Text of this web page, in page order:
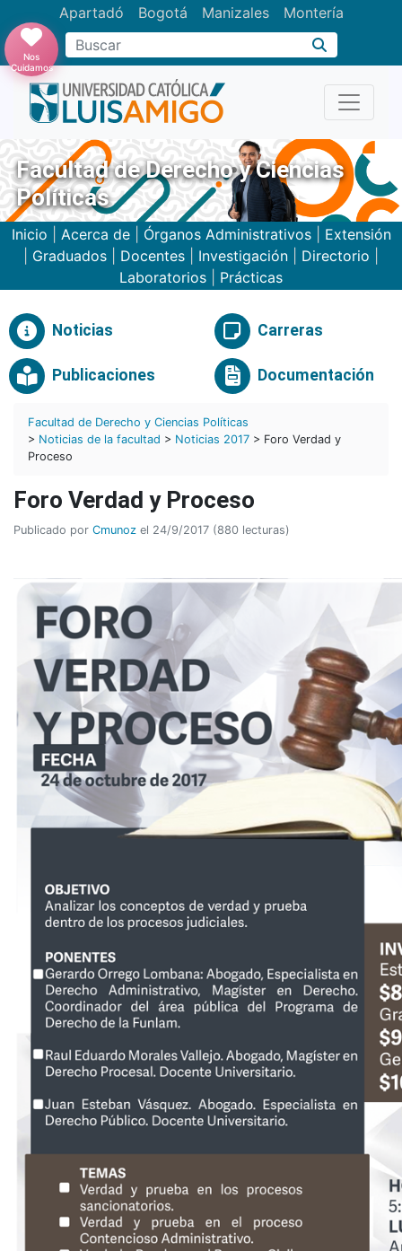
Apartadó Bogotá Manizales Montería
Buscar
Nos
Cuidamos
Facultad de Derecho y Ciencias
Políticas
Inicio Acerca de| Órganos Administrativos| Extensión
Graduados Docentes Investigación Directorio
Laboratorios
Prácticas
Noticias Carreras
Publicaciones Documentación
Facultad de Derecho y Ciencias Políticas
> Noticias de la facultad > Noticias 2017 > Foro Verdad y
Proceso
Foro Verdad y Proceso
Publicado por Cmunoz el 24/9/2017 (880 lecturas)